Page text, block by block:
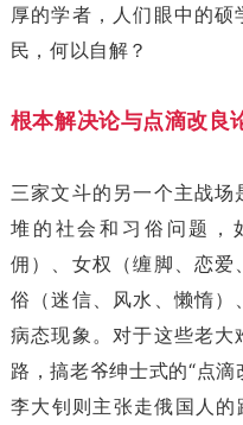
厚的学者，人们眼中的
民，何以自解？
根本解决论与点滴改良
三家文斗的另一个主战
堆的社会和习俗问题，
佣）、女权（缠脚、恋
俗（迷信、风水、懒惰
病态现象。对于这些老
路，搞老爷绅士式的“点滴
李大钊则主张走俄国人的